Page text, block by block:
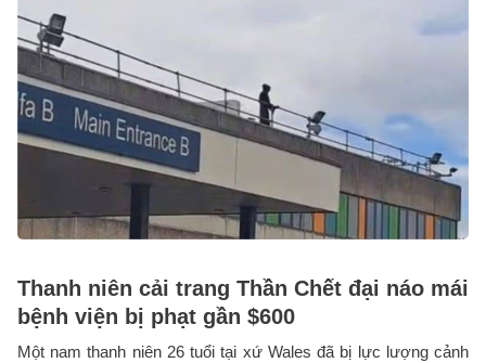
Thanh niên cải trang Thần Chết đại náo mái
bệnh viện bị phạt gần $600
Một nam thanh niên 26 tuổi tại xứ Wales đã bị lực lượng cảnh